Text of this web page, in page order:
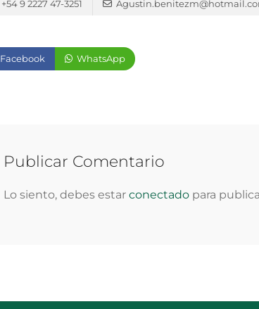
+54 9 2227 47-3251
Facebook WhatsApp
Publicar Comentario
Lo siento, debes estar conectado para